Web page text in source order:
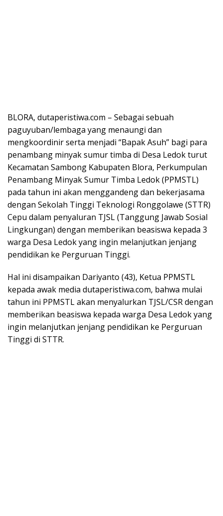
BLORA, dutaperistiwa.com – Sebagai sebuah
paguyuban/lembaga yang menaungi dan
mengkoordinir serta menjadi “Bapak Asuh” bagi para
penambang minyak sumur timba di Desa Ledok turut
Kecamatan Sambong Kabupaten Blora, Perkumpulan
Penambang Minyak Sumur Timba Ledok (PPMSTL)
pada tahun ini akan menggandeng dan bekerjasama
dengan Sekolah Tinggi Teknologi Ronggolawe (STTR)
Cepu dalam penyaluran TJSL (Tanggung Jawab Sosial
Lingkungan) dengan memberikan beasiswa kepada 3
warga Desa Ledok yang ingin melanjutkan jenjang
pendidikan ke Perguruan Tinggi.
Hal ini disampaikan Dariyanto (43), Ketua PPMSTL
kepada awak media dutaperistiwa.com, bahwa mulai
tahun ini PPMSTL akan menyalurkan TJSL/CSR dengan
memberikan beasiswa kepada warga Desa Ledok yang
ingin melanjutkan jenjang pendidikan ke Perguruan
Tinggi di STTR.